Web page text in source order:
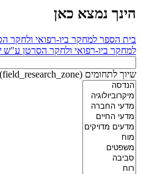
הינך נמצא כאן
בית הספר למחקר ביו-רפואי ולחקר
למחקר ביו-רפואי ולחקר הסרטן ע"ש
שיוך לתחומים (field_research_zone)